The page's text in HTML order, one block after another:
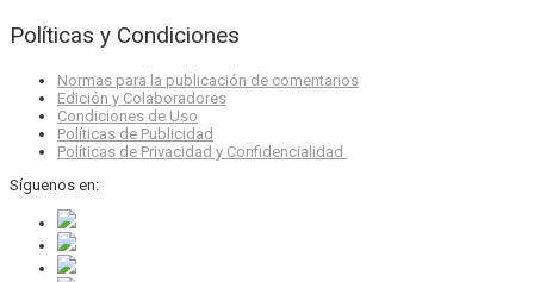
Políticas y Condiciones
Normas para la publicación de comentarios
Edición y Colaboradores
Condiciones de Uso
Políticas de Publicidad
Políticas de Privacidad y Confidencialidad
Síguenos en: